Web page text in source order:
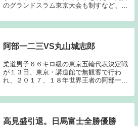
のグランドスラム東京大会も制すなど、今
いる２０歳の柔道家である。柔道は日本の
お家芸であり、若くして世界一に輝く選手
阿部一二三VS丸山城志郎
柔道男子６６キロ級の東京五輪代表決定戦
が１３日、東京・講道館で無観客で行わ
れ、２０１７、１８年世界王者の阿部一二
年世界王者の丸山城志郎（２７）＝ミキハ
ウス＝との日本柔道史上初のワンマッチに
高見盛引退。日馬富士全勝優勝